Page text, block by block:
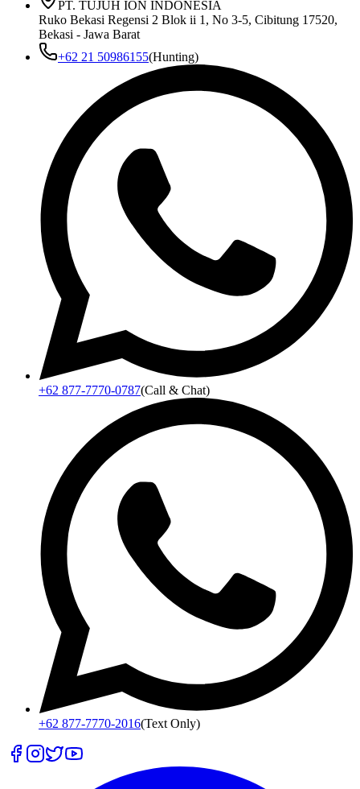
PT. TUJUH ION INDONESIA
Ruko Bekasi Regensi 2 Blok ii 1, No 3-5, Cibitung 17520,
Bekasi - Jawa Barat
+62 21 50986155(Hunting)
+62 877-7770-0787(Call & Chat)
+62 877-7770-2016(Text Only)